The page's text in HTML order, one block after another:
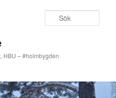
HBU – #holmbygden